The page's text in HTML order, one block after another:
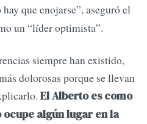
que enojarse”, aseguró el
un “líder optimista”.
siempre han existido,
dolorosas porque se llevan
El Alberto es como
algún lugar en la